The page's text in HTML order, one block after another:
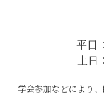
平日
土日
学会参加などにより